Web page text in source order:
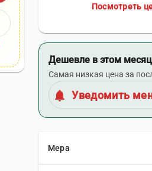
Посмотреть
Дешевле в этом
Самая низкая цена за
notifications Уведомить
Мера